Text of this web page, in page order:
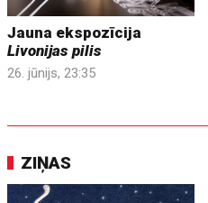
Jauna ekspozīcija
Livonijas pilis
26. jūnijs, 23:35
ZIŅAS